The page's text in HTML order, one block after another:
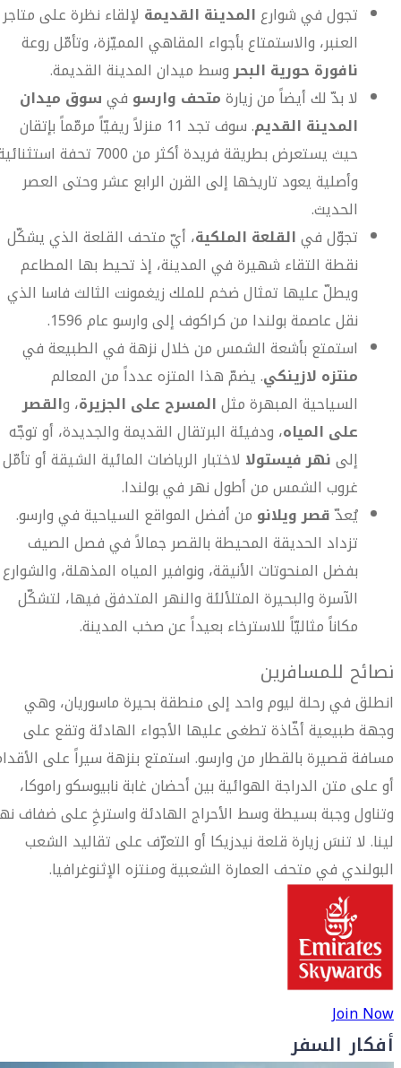
تجول في شوارعالمدينة القديمة لإلقاء نظرة على متاجر
العنبر، والاستمتاع بأجواء المقاهي المميّزة، وتأمّل روعة
نافورة حورية البحروسط ميدان المدينة القديمة.
لا بدّ لك أيضاً من زيارةمتحف وارسو فيسوق ميدان
المدينة القديم
. سوف تجد 11 منزلاً ريفيّاً مرمّماً بإتقان
حيث يستعرض بطريقة فريدة أكثر من 7000 تحفة
وأصلية يعود تاريخها إلى القرن الرابع عشر وحتى العصر
الحديث.
تجوّل فيالقلعة الملكية، أيّ متحف القلعة الذي يشكّل
نقطة التقاء شهيرة في المدينة، إذ تحيط بها المطاعم
ويطلّ عليها تمثال ضخم للملك زيغمونت الثالث فاسا الذي
نقل عاصمة بولندا من كراكوف إلى وارسو عام 1596.
استمتع بأشعة الشمس من خلال نزهة في الطبيعة في
منتزه لازينكي. يضمّ هذا المتزه عدداً من المعالم
السياحية المبهرة مثلالمسرح على الجزيرة، والقصر
على المياه، ودفيئة البرتقال القديمة والجديدة، أو توجّه
إلىنهر فيستولا لاختبار الرياضات المائية الشيقة أو تأمّل
غروب الشمس من أطول نهر في بولندا.
يُعدّقصر ويلانو من أفضل المواقع السياحية في وارسو.
تزداد الحديقة المحيطة بالقصر جمالاً في فصل الصيف
بفضل المنحوتات الأنيقة، ونوافير المياه المذهلة، والشوارع
الآسرة والبحيرة المتلألئة والنهر المتدفق فيها، لتشكّل
مكاناً مثاليّاً للاسترخاء بعيداً عن صخب المدينة.
نصائح للمسافرين
انطلق في رحلة ليوم واحد إلى منطقة بحيرة ماسوريان، وهي
وجهة طبيعية أخّاذة تطغى عليها الأجواء الهادئة وتقع على
مسافة قصيرة بالقطار من وارسو. استمتع بنزهة سيراً على
أو على متن الدراجة الهوائية بين أحضان غابة نابيوسكو راموكا،
وتناول وجبة بسيطة وسط الأحراج الهادئة واسترخِ على ضفاف
لينا. لا تنسَ زيارة قلعة نيدزيكا أو التعرّف على تقاليد الشعب
البولندي في متحف العمارة الشعبية ومنتزه الإثنوغرافيا.
Join Now
أفكار السفر